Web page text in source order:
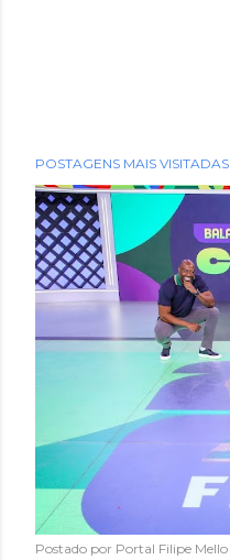
POSTAGENS MAIS VISITADAS
Postado por Portal Filipe Mello